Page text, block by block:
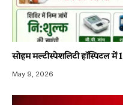
सोहम मल्टीस्पेशलिटी हॉस्पिटल
May 9, 2026